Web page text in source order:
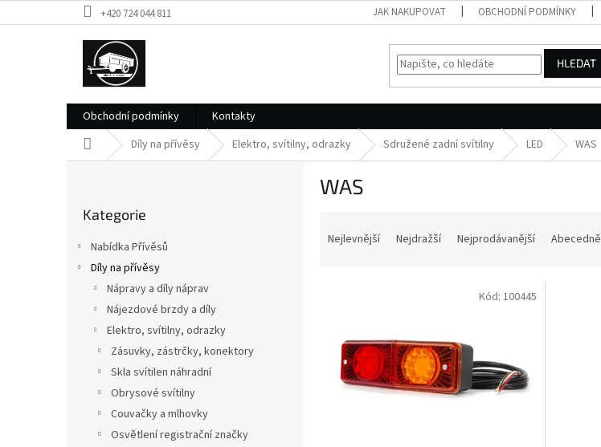
na
+420 724 044 811 JAK NAKUPOVAT OBCHODNÍ PODMÍNKY
HLEDAT
Obchodní podmínky
Kontakty
Domů Díly na přívěsy Elektro, svítilny, odrazky Sdružené zadní svítilny LED WAS
kategorie
Kategorie
Nabídka Přívěsů
Díly na přívěsy
Nápravy a díly náprav
Nájezdové brzdy a díly
Elektro, svítilny, odrazky
Zásuvky, zástrčky, konektory
Skla svítilen náhradní
Obrysové svítilny
Couvačky a mlhovky
Osvětlení registrační značky
WAS
Nejlevnější Nejdražší Nejprodávanější Abecedně
Kód: 100445